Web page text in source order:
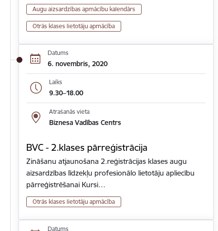
Augu aizsardzības apmācību kalendārs
Otrās klases lietotāju apmācība
Datums
6. novembris, 2020
Laiks
9.30–18.00
Atrašanās vieta
Biznesa Vadības Centrs
BVC - 2.klases pārreģistrācija
Zināšanu atjaunošana 2.reģistrācijas klases augu
aizsardzības līdzekļu profesionālo lietotāju apliecību
pārreģistrēšanai Kursi…
Otrās klases lietotāju apmācība
Datums